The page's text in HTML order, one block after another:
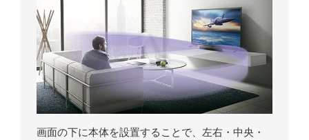
画面の下に本体を設置することで、左右・中央・